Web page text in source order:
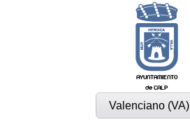
AYUNTAMIENTO
de CALP
Valenciano (VA)